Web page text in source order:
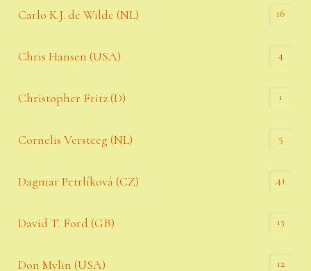
Carlo K.J. de Wilde (NL) 16
Chris Hansen (USA) 4
Christopher Fritz (D) 1
Cornelis Versteeg (NL) 5
Dagmar Petrlíková (CZ) 41
David T. Ford (GB) 13
Don Mylin (USA) 12